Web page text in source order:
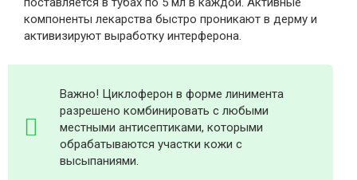
компоненты лекарства быстро проникают в дерму и
активизируют выработку интерферона.
Важно! Циклоферон в форме линимента
разрешено комбинировать с любыми
местными антисептиками, которыми
обрабатываются участки кожи с
высыпаниями.